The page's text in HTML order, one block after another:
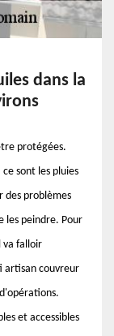
dans la
protégées.
sont les pluies
des problèmes
les peindre. Pour
va falloir
artisan couvreur
et accessibles